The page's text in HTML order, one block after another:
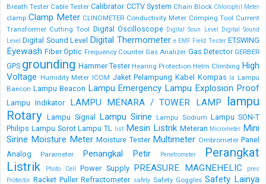
Breath Tester Cable Tester Calibrator CCTV System Chain Block Chlorophil Meter
clamp Clamp Meter CLINOMETER Conductivity Meter Crimping Tool Current
Transformer Cutting Tool Digital Oscilloscope Digital Soun Level Digital Sound
Level Digital Sound Level Digital Thermometer e EMF Field Tester ETSWING
Eyewash Fiber Optic Frequency Counter Gas Analizer Gas Detector GERBER
GPS grounding Hammer Tester Hearing Protection Helm Climbing High
Voltage Humidity Meter ICOM Jaket Pelampung Kabel Kompas la Lampu
Baecon Lampu Beacon Lampu Emergency Lampu Explosion Proof
Lampu Indikator LAMPU MENARA / TOWER LAMP
lampu
Rotary Lampu Signal Lampu Sirine Lampu Sodium Lampu SON-T
Philips Lampu Sorot Lampu TL list Mesin Listrik Meteran Micrometer Mini
Sirine Moisture Meter Moisture Tester Multimeter Ombrometer Panel
Analog
Parameter Penangkal Petir Penetrometer
Perangkat
Listrik
Photo Cell Power Supply PREASURE MAGNEHELIC
pres
Protector Racket Puller Refractometer safety Safety Goggles Safety Lainya